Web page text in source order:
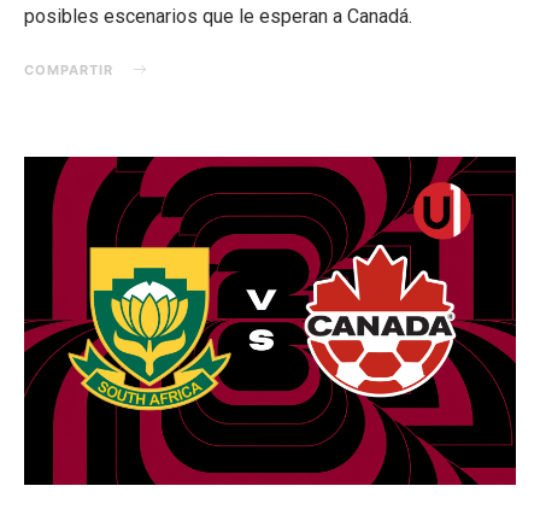
posibles escenarios que le esperan a Canadá.
COMPARTIR